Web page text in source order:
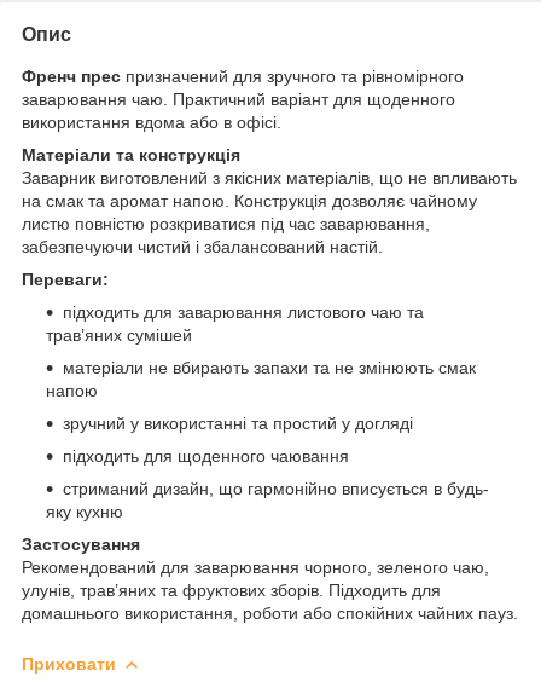
Опис
Френч прес призначений для зручного та рівномірного
заварювання чаю. Практичний варіант для щоденного
використання вдома або в офісі.
Матеріали та конструкція
Заварник виготовлений з якісних матеріалів, що не впливають
на смак та аромат напою. Конструкція дозволяє чайному
листю повністю розкриватися під час заварювання,
забезпечуючи чистий і збалансований настій.
Переваги:
підходить для заварювання листового чаю та
трав’яних сумішей
матеріали не вбирають запахи та не змінюють смак
напою
зручний у використанні та простий у догляді
підходить для щоденного чаювання
стриманий дизайн, що гармонійно вписується в будь-
яку кухню
Застосування
Рекомендований для заварювання чорного, зеленого чаю,
улунів, трав’яних та фруктових зборів. Підходить для
домашнього використання, роботи або спокійних чайних пауз.
Приховати